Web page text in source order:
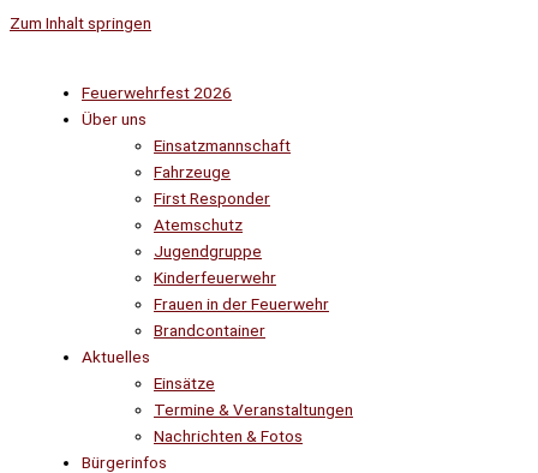
Zum Inhalt springen
Feuerwehrfest 2026
Über uns
Einsatzmannschaft
Fahrzeuge
First Responder
Atemschutz
Jugendgruppe
Kinderfeuerwehr
Frauen in der Feuerwehr
Brandcontainer
Aktuelles
Einsätze
Termine & Veranstaltungen
Nachrichten & Fotos
Bürgerinfos